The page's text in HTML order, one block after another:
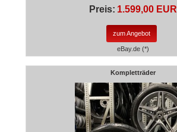
Preis: 1.599,00 EUR
zum Angebot
eBay.de (*)
Kompletträder